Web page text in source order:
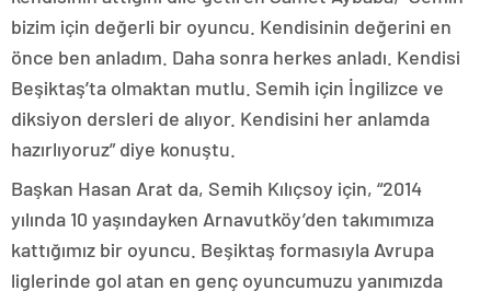
bizim için değerli bir oyuncu. Kendisinin değerini en
önce ben anladım. Daha sonra herkes anladı. Kendisi
Beşiktaş’ta olmaktan mutlu. Semih için İngilizce ve
diksiyon dersleri de alıyor. Kendisini her anlamda
hazırlıyoruz” diye konuştu.
Başkan Hasan Arat da, Semih Kılıçsoy için, “2014
yılında 10 yaşındayken Arnavutköy’den takımımıza
kattığımız bir oyuncu. Beşiktaş formasıyla Avrupa
liglerinde gol atan en genç oyuncumuzu yanımızda